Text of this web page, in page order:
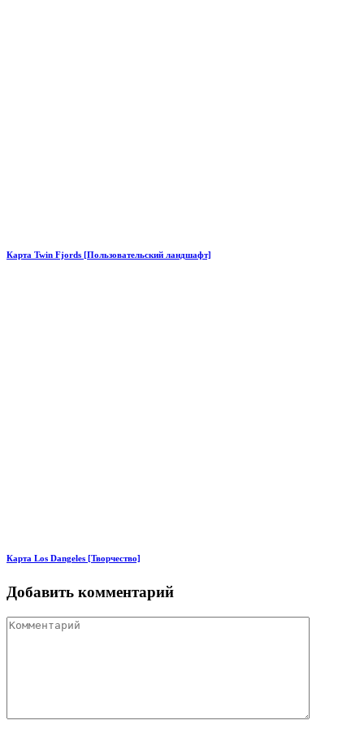
Карта Twin Fjords [Пользовательский ландшафт]
Карта Los Dangeles [Творчество]
Добавить комментарий